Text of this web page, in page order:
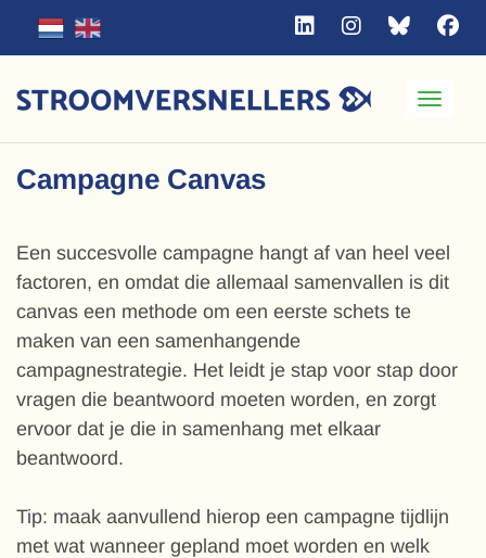
Campagne Canvas
Een succesvolle campagne hangt af van heel veel
factoren, en omdat die allemaal samenvallen is dit
canvas een methode om een eerste schets te
maken van een samenhangende
campagnestrategie. Het leidt je stap voor stap door
vragen die beantwoord moeten worden, en zorgt
ervoor dat je die in samenhang met elkaar
beantwoord.
Tip: maak aanvullend hierop een campagne tijdlijn
met wat wanneer gepland moet worden en welk